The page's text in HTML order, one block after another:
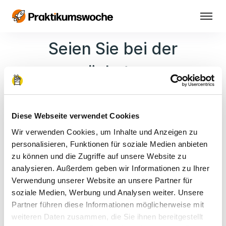
Diese Webseite verwendet Cookies
Wir verwenden Cookies, um Inhalte und Anzeigen zu
personalisieren, Funktionen für soziale Medien anbieten
zu können und die Zugriffe auf unsere Website zu
analysieren. Außerdem geben wir Informationen zu Ihrer
Verwendung unserer Website an unsere Partner für
soziale Medien, Werbung und Analysen weiter. Unsere
Partner führen diese Informationen möglicherweise mit
weiteren Daten zusammen, die Sie ihnen bereitgestellt
Seien Sie bei der
nächsten
Praktikumswoche dabei!
Wir warten solange hier und bereiten alles vor.
Zur Warteliste für Schüler:innen
Vorname